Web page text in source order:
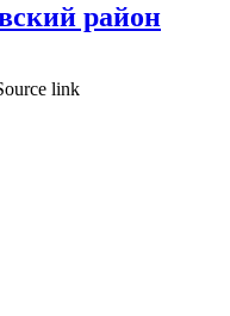
район
link